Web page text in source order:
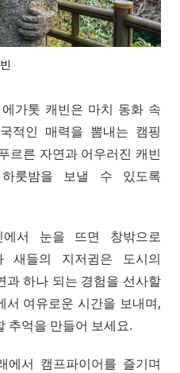
가톳 캐빈은 마치 동화 속
적인 매력을 뽐내는 캠핑
르른 자연과 어우러진 캐빈
룻밤을 보낼 수 있도록
서 눈을 뜨면 창밖으로
새들의 지저귐은 도시의
과 하나 되는 경험을 선사할
서 여유로운 시간을 보내며,
추억을 만들어 보세요.
서 캠프파이어를 즐기며